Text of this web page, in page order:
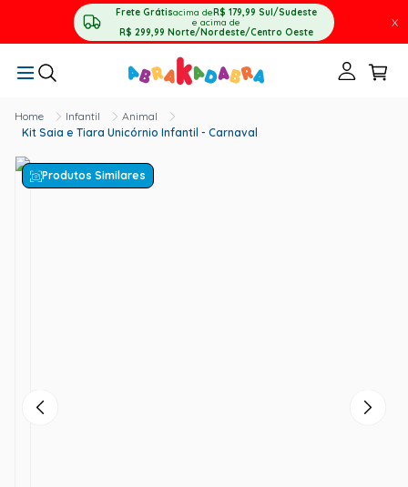
Frete Grátisacima deR$ 179,99 Sul/Sudeste
e acima de
R$ 299,99 Norte/Nordeste/Centro Oeste
X
Infantil
Animal
Kit Saia e Tiara Unicórnio Infantil - Carnaval
Produtos Similares